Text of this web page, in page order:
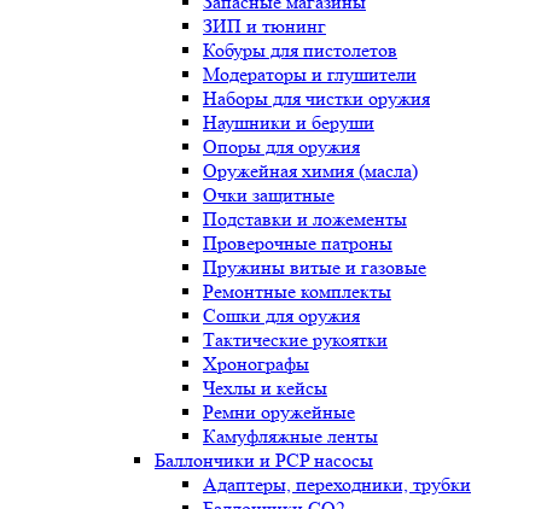
ЗИП и тюнинг
Кобуры для пистолетов
Модераторы и глушители
Наборы для чистки оружия
Наушники и беруши
Опоры для оружия
Оружейная химия (масла)
Очки защитные
Подставки и ложементы
Проверочные патроны
Пружины витые и газовые
Ремонтные комплекты
Сошки для оружия
Тактические рукоятки
Хронографы
Чехлы и кейсы
Ремни оружейные
Камуфляжные ленты
Баллончики и PCP насосы
Адаптеры, переходники, трубки